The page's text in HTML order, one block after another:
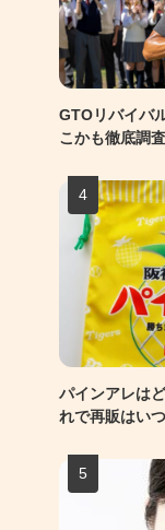
GTOリバイバ
こかも徹底調査
パインアレは
れで再販はい